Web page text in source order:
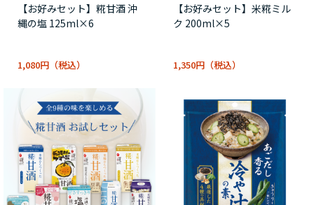
【お好みセット】糀甘酒 沖
縄の塩 125ml×6
1,080円
【お好みセット】米糀ミル
ク 200ml×5
1,350円